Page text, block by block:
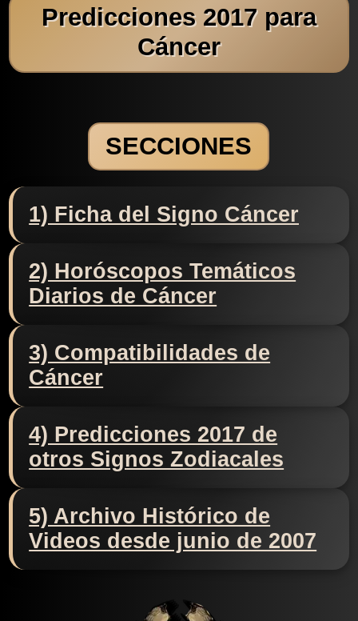
Predicciones 2017 para
Cáncer
SECCIONES
1) Ficha del Signo Cáncer
2) Horóscopos Temáticos
Diarios de Cáncer
3) Compatibilidades de
Cáncer
4) Predicciones 2017 de
otros Signos Zodiacales
5) Archivo Histórico de
Videos desde junio de 2007